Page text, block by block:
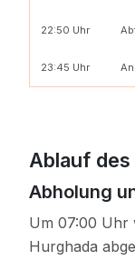
22:50 Uhr
23:45 Uhr
Ablauf
Abholung
Um 07:00 Uhr
Hurghada